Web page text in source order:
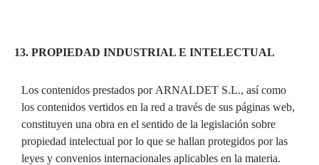
13. PROPIEDAD INDUSTRIAL E INTELECTUAL
Los contenidos prestados por ARNALDET S.L., así como
los contenidos vertidos en la red a través de sus páginas web,
constituyen una obra en el sentido de la legislación sobre
propiedad intelectual por lo que se hallan protegidos por las
leyes y convenios internacionales aplicables en la materia.